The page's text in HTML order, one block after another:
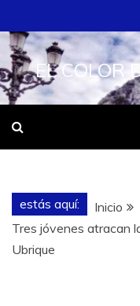
al
contenido
EL COLOR
estás aquí: Inicio
Tres jóvenes atracan
Ubrique